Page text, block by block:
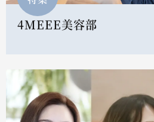
4MEEE美容部